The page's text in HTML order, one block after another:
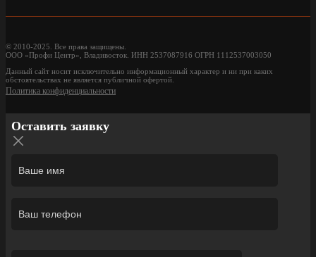
© 2010-2025. Все права защищены.
ООО «Профи Центр», Владивосток. ИНН 2537087916 ОГРН 1112537003050
Данный сайт носит исключительно информационный характер и ни при каких
обстоятельствах не является публичной офертой.
Политика конфиденциальности
Оставить заявку